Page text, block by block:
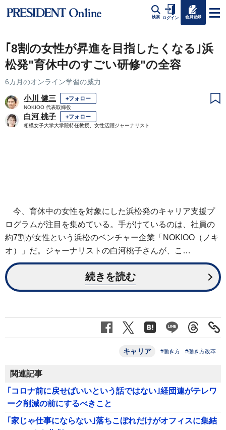
検索 ログイン 会員登録
｢8割の女性が昇進を目指したくなる｣浜
松発"育休中のすごい研修"の全容
6カ月のオンライン学習の威力
小川 健三 +フォロー
NOKIOO 代表取締役
白河 桃子 +フォロー
相模女子大学大学院特任教授、女性活躍ジャーナリスト
今、育休中の女性を対象にした浜松発のキャリア支援プ
ログラムが注目を集めている。手がけているのは、社員の
約7割が女性という浜松のベンチャー企業「NOKIOO（ノキ
オ）」だ。ジャーナリストの白河桃子さんが、こ…
続きを読む
キャリア #働き方 #働き方改革
関連記事
｢コロナ前に戻せばいいという話ではない｣経団連がテレワ
ーク削減の前にするべきこと
｢家じゃ仕事にならない｣落ちこぼれだけがオフィスに集結